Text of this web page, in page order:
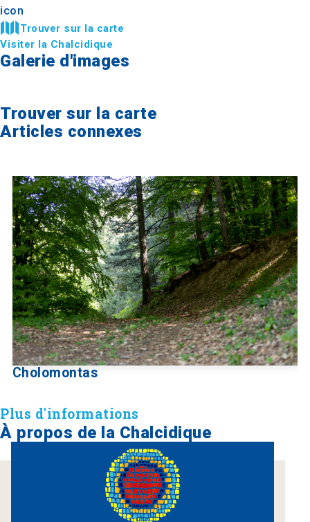
Trouver sur la carte
Visiter la Chalcidique
Galerie d'images
Trouver sur la carte
Articles connexes
Cholomontas
Plus d'informations
À propos de la Chalcidique